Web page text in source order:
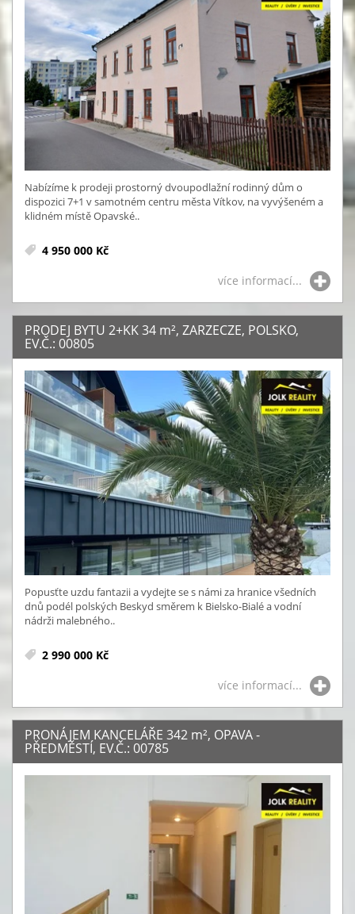
Nabízíme k prodeji prostorný dvoupodlažní rodinný dům o
dispozici 7+1 v samotném centru města Vítkov, na vyvýšeném a
klidném místě Opavské..
4 950 000 Kč
více informací...
PRODEJ BYTU 2+KK 34 m², ZARZECZE, POLSKO,
EV.Č.: 00805
Popusťte uzdu fantazii a vydejte se s námi za hranice všedních
dnů podél polských Beskyd směrem k Bielsko-Bialé a vodní
nádrži malebného..
2 990 000 Kč
více informací...
PRONÁJEM KANCELÁŘE 342 m², OPAVA -
PŘEDMĚSTÍ, EV.Č.: 00785